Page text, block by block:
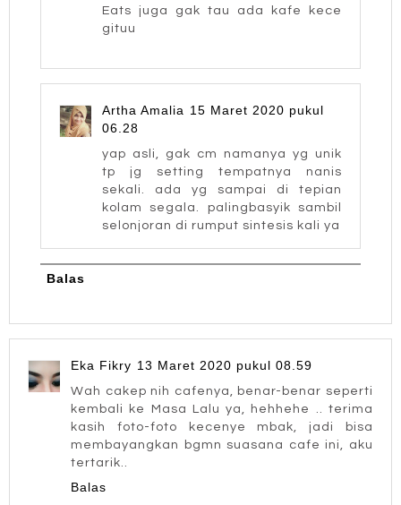
Eats juga gak tau ada kafe kece
gituu
Artha Amalia 15 Maret 2020 pukul
06.28
yap asli, gak cm namanya yg unik
tp jg setting tempatnya nanis
sekali. ada yg sampai di tepian
kolam segala. palingbasyik sambil
selonjoran di rumput sintesis kali ya
Balas
Eka Fikry 13 Maret 2020 pukul 08.59
Wah cakep nih cafenya, benar-benar seperti
kembali ke Masa Lalu ya, hehhehe .. terima
kasih foto-foto kecenye mbak, jadi bisa
membayangkan bgmn suasana cafe ini, aku
tertarik..
Balas